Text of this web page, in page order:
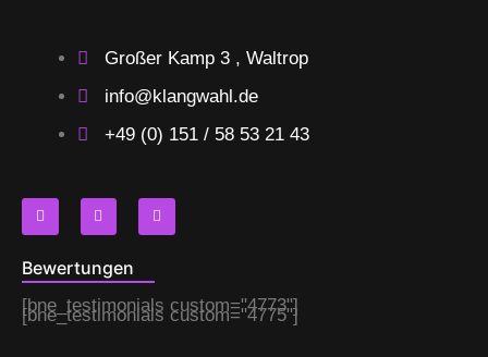
Großer Kamp 3 , Waltrop
info@klangwahl.de
+49 (0) 151 / 58 53 21 43
a
c
b
o
k
n
s
a
g
r
a
m
w
i
Bewertungen
[bne_testimonials custom="4773"]
[bne_testimonials custom="4775"]